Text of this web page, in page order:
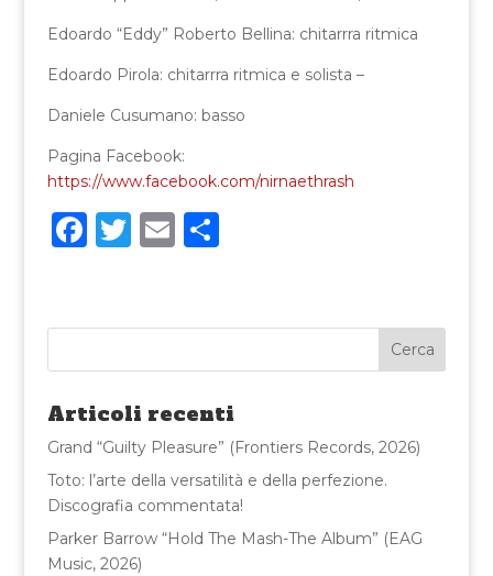
Edoardo “Eddy” Roberto Bellina: chitarrra ritmica
Edoardo Pirola: chitarrra ritmica e solista –
Daniele Cusumano: basso
Pagina Facebook:
https://www.facebook.com/nirnaethrash
F
e
b
o
o
k
T
te
r
E
l
C
di
vi
di
Articoli recenti
Grand “Guilty Pleasure” (Frontiers Records, 2026)
Toto: l’arte della versatilità e della perfezione.
Discografia commentata!
Parker Barrow “Hold The Mash-The Album” (EAG
Music, 2026)